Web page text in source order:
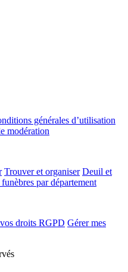
générales d’utilisation
modération
Trouver et organiser Deuil et
par département
droits RGPD Gérer mes